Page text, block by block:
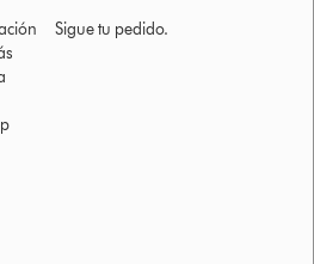
Sigue tu pedido.